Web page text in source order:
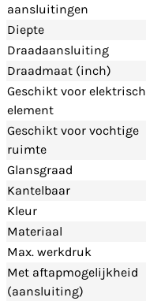
aansluitingen
Diepte
Draadaansluiting
Draadmaat (inch)
Geschikt voor elektrisch
element
Geschikt voor vochtige
ruimte
Glansgraad
Kantelbaar
Kleur
Materiaal
Max. werkdruk
Met aftapmogelijkheid
(aansluiting)